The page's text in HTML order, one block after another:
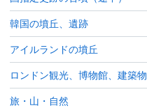
韓国の墳丘、遺跡
アイルランドの墳丘
ロンドン観光、博物館、建築物
旅・山・自然